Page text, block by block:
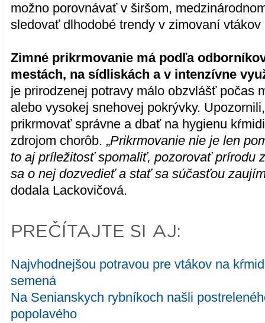
možno porovnávať v širšom,
sledovať dlhodobé trendy v zimovaní
Zimné prikrmovanie má podľa
mestách, na sídliskách a v intenzívne
je prirodzenej potravy málo obzvlášť počas
alebo vysokej snehovej pokrývky.
prikrmovať správne a dbať na hygienu
zdrojom chorôb. „Prikrmovanie nie je len
to aj príležitosť spomaliť, pozorovať prírodu
sa o nej dozvedieť a stať sa súčasťou
dodala Lackovičová.
PREČÍTAJTE SI AJ:
Najvhodnejšou potravou pre vtákov na
semená
Na Senianskych rybníkoch našli
popolavého